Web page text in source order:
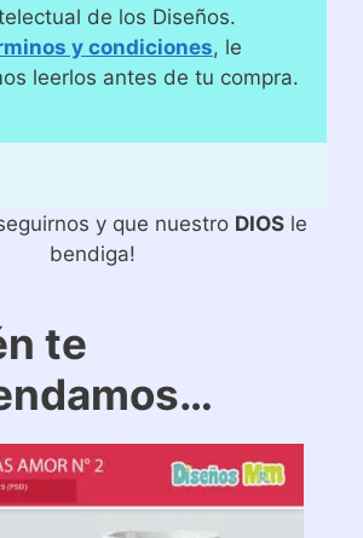
de los Diseños.
y condiciones, le
leerlos antes de tu compra.
y que nuestro DIOSle
bendiga!
te